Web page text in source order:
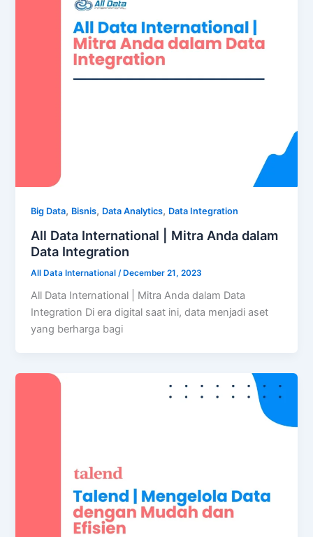
Big Data, Bisnis, Data Analytics, Data Integration
All Data International | Mitra Anda dalam
Data Integration
All Data International /December 21, 2023
All Data International | Mitra Anda dalam Data
Integration Di era digital saat ini, data menjadi aset
yang berharga bagi